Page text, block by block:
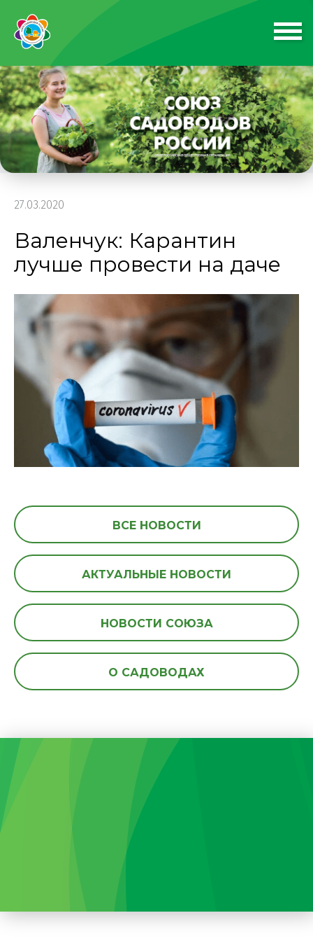
27.03.2020
Валенчук: Карантин
лучше провести на даче
ВСЕ НОВОСТИ
АКТУАЛЬНЫЕ НОВОСТИ
НОВОСТИ СОЮЗА
О САДОВОДАХ